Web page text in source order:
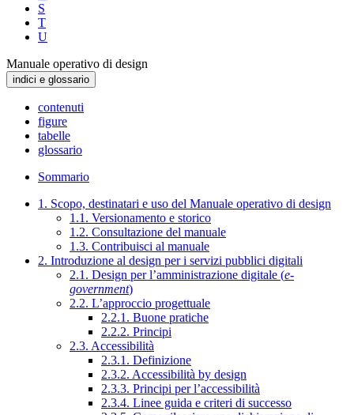
S
T
U
Manuale operativo di design
indici e glossario
contenuti
figure
tabelle
glossario
Sommario
1. Scopo, destinatari e uso del Manuale operativo di design
1.1. Versionamento e storico
1.2. Consultazione del manuale
1.3. Contribuisci al manuale
2. Introduzione al design per i servizi pubblici digitali
2.1. Design per l’amministrazione digitale (e-
government)
2.2. L’approccio progettuale
2.2.1. Buone pratiche
2.2.2. Principi
2.3. Accessibilità
2.3.1. Definizione
2.3.2. Accessibilità by design
2.3.3. Principi per l’accessibilità
2.3.4. Linee guida e criteri di successo